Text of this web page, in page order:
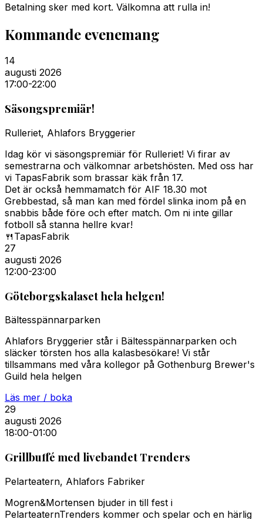
Betalning sker med kort. Välkomna att rulla in!
Kommande evenemang
14
augusti 2026
17:00-22:00
Säsongspremiär!
Rulleriet, Ahlafors Bryggerier
Idag kör vi säsongspremiär för Rulleriet! Vi firar av
semestrarna och välkomnar arbetshösten. Med oss har
vi TapasFabrik som brassar käk från 17.
Det är också hemmamatch för AIF 18.30 mot
Grebbestad, så man kan med fördel slinka inom på en
snabbis både före och efter match. Om ni inte gillar
fotboll så stanna hellre kvar!
🍴 TapasFabrik
27
augusti 2026
12:00-23:00
Göteborgskalaset hela helgen!
Bältesspännarparken
Ahlafors Bryggerier står i Bältesspännarparken och
släcker törsten hos alla kalasbesökare! Vi står
tillsammans med våra kollegor på Gothenburg Brewer's
Guild hela helgen
Läs mer / boka
29
augusti 2026
18:00-01:00
Grillbuffé med livebandet Trenders
Pelarteatern, Ahlafors Fabriker
Mogren&Mortensen bjuder in till fest i
PelarteaternTrenders kommer och spelar och en härlig